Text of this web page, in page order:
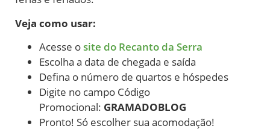
Veja como usar:
Acesse osite do Recanto da Serra
Escolha a data de chegada e saída
Defina o número de quartos e hóspedes
Digite no campo Código
Promocional: GRAMADOBLOG
Pronto! Só escolher sua acomodação!